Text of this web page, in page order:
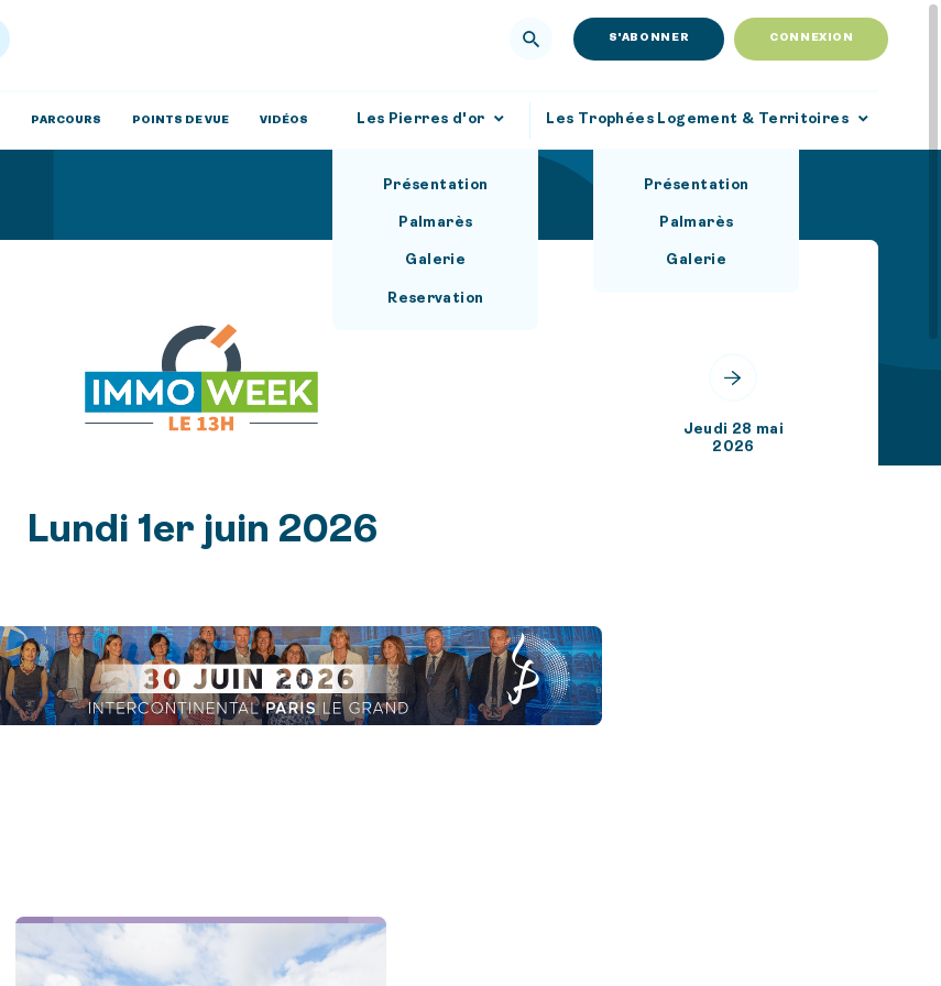
S'ABONNER CONNEXION
PARCOURS POINTS DE VUE VIDÉOS Les Pierres d'or
Présentation
Palmarès
Galerie
Reservation
Les Trophées Logement & Territoires
Présentation
Palmarès
Galerie
Jeudi 28 mai
2026
Lundi 1er juin 2026